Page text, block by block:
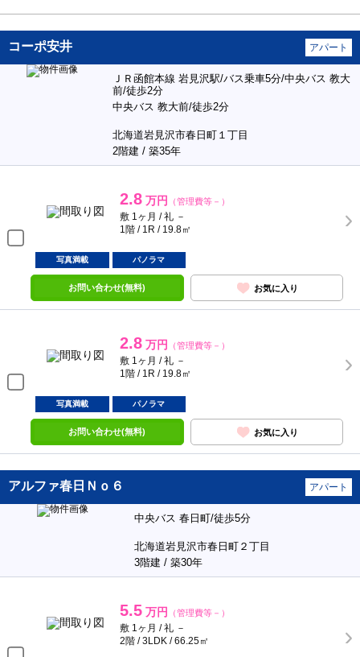
コーポ安井 アパート
ＪＲ函館本線 岩見沢駅/バス乗車5分/中央バス 教大
前/徒歩2分
中央バス 教大前/徒歩2分
北海道岩見沢市春日町１丁目
2階建 / 築35年
2.8 万円 （管理費等－）
敷 1ヶ月 / 礼 －
1階 / 1R / 19.8㎡
写真満載 パノラマ
お問い合わせ(無料) お気に入り
2.8 万円 （管理費等－）
敷 1ヶ月 / 礼 －
1階 / 1R / 19.8㎡
写真満載 パノラマ
お問い合わせ(無料) お気に入り
アルファ春日Ｎｏ６ アパート
中央バス 春日町/徒歩5分
北海道岩見沢市春日町２丁目
3階建 / 築30年
5.5 万円 （管理費等－）
敷 1ヶ月 / 礼 －
2階 / 3LDK / 66.25㎡